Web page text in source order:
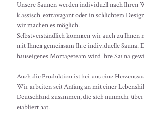
Unsere Saunen werden individuell nach Ihren
klassisch, extravagant oder in schlichtem
wir machen es möglich.
Selbstverständlich kommen wir auch zu Ihnen
mit Ihnen gemeinsam Ihre individuelle Sauna.
hauseigenes Montageteam wird Ihre Sauna
Auch die Produktion ist bei uns eine
Wir arbeiten seit Anfang an mit einer
Deutschland zusammen, die sich nunmehr
etabliert hat.